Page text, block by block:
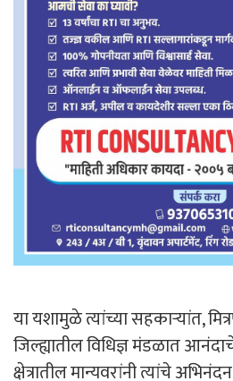
या यशामुळे त्यांच्या सहकाऱ्यांत,
जिल्ह्यातील विधिज्ञ मंडळात
क्षेत्रातील मान्यवरांनी त्यांचे